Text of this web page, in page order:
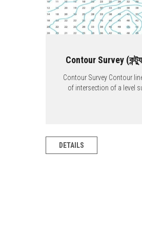
Contour Survey
Contour Survey Contour
of intersection of a level
DETAILS